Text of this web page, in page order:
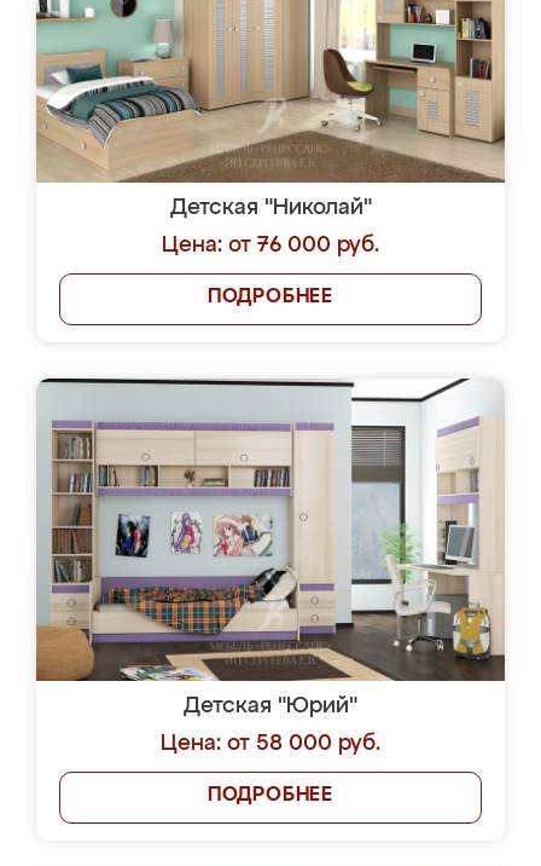
Детская "Николай"
Цена: от 76 000 руб.
ПОДРОБНЕЕ
Детская "Юрий"
Цена: от 58 000 руб.
ПОДРОБНЕЕ